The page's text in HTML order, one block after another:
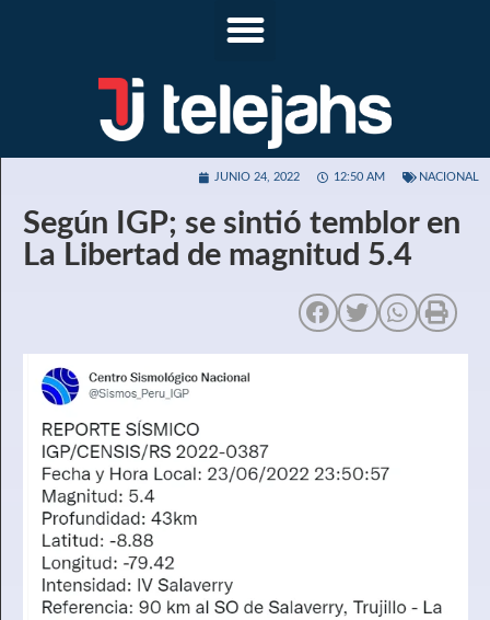
JUNIO 24, 2022 12:50 AM NACIONAL
Según IGP; se sintió temblor en
La Libertad de magnitud 5.4